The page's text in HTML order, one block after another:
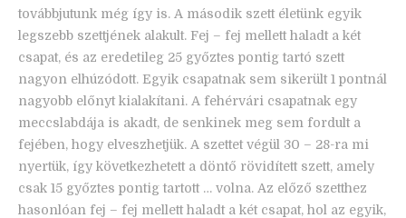
továbbjutunk még így is. A második szett életünk egyik
legszebb szettjének alakult. Fej – fej mellett haladt a két
csapat, és az eredetileg 25 győztes pontig tartó szett
nagyon elhúzódott. Egyik csapatnak sem sikerült 1 pontnál
nagyobb előnyt kialakítani. A fehérvári csapatnak egy
meccslabdája is akadt, de senkinek meg sem fordult a
fejében, hogy elveszhetjük. A szettet végül 30 – 28-ra mi
nyertük, így következhetett a döntő rövidített szett, amely
csak 15 győztes pontig tartott … volna. Az előző szetthez
hasonlóan fej – fej mellett haladt a két csapat, hol az egyik,